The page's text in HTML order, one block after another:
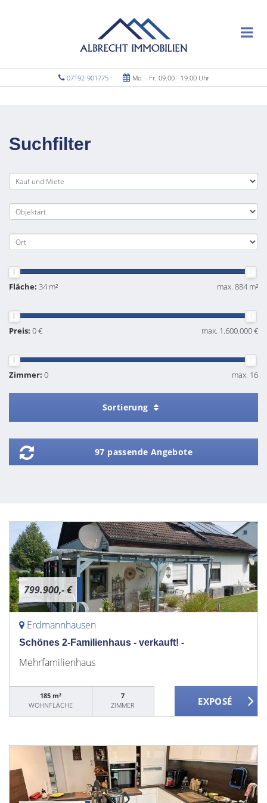
07192-901775 Mo. - Fr. 09.00 - 19.00 Uhr
Suchfilter
Fläche: 34 m² max. 884 m²
Preis: 0 € max. 1.600.000 €
Zimmer: 0 max. 16
Sortierung
97 passende Angebote
799.900,- €
Erdmannhausen
Schönes 2-Familienhaus - verkauft! -
Mehrfamilienhaus
185 m²
WOHNFLÄCHE
7
ZIMMER